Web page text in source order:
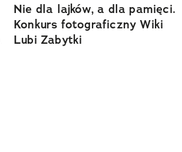
Nie dla lajków, a dla pamięci.
Konkurs fotograficzny Wiki
Lubi Zabytki